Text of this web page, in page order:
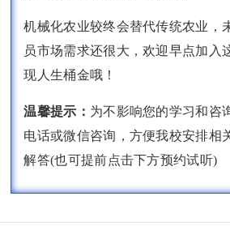
机械化农业较终会替代传统农业，
员市场需求还很大，欢迎早点加入
现人生桶金哦！
温馨提示： 为不影响您的学习和咨
电话或微信咨询，方便我校安排相
解答(也可提前点击下方预约试听)